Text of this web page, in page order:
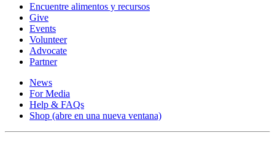
Encuentre alimentos y recursos
Give
Events
Volunteer
Advocate
Partner
News
For Media
Help & FAQs
Shop (abre en una nueva ventana)